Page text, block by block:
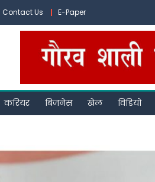
Contact Us E-Paper
करियर बिजनेस खेल विडियो